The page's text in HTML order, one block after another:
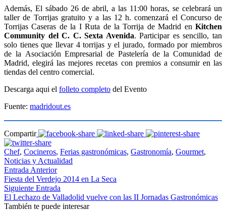
Además, El sábado 26 de abril, a las 11:00 horas, se celebrará un
taller de Torrijas gratuito y a las 12 h. comenzará el Concurso de
Torrijas Caseras de la I Ruta de la Torrija de Madrid en Kitchen
Community delC. C. Sexta Avenida. Participar es sencillo, tan
solo tienes que llevar 4 torrijas y el jurado, formado por miembros
de la Asociación Empresarial de Pastelería de la Comunidad de
Madrid, elegirá las mejores recetas con premios a consumir en las
tiendas del centro comercial.
Descarga aqui el folleto completo del Evento
Fuente: madridout.es
Compartir
Chef, Cocineros, Ferias gastronómicas, Gastronomía, Gourmet,
Noticias y Actualidad
Entrada Anterior
Fiesta del Verdejo 2014 en La Seca
Siguiente Entrada
El Lechazo de Valladolid vuelve con las II Jornadas Gastronómicas
También te puede interesar